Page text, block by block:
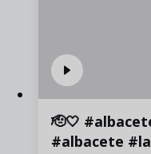
🫡🤍
#albacete